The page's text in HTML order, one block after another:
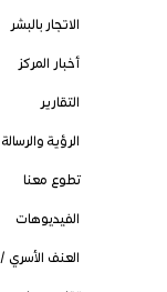
الاتجار بالبشر
أخبار المركز
التقارير
الرؤية والرسالة
تطوع معنا
الفيديوهات
العنف الأسري /